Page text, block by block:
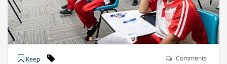
Keep Comments